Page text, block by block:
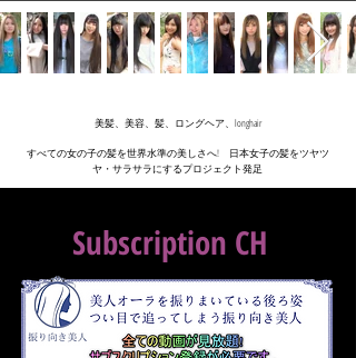
美髪、美容、髪、ロングヘア、longhair
すべての女の子の髪を世界水準の美しさへ! 日本女子の髪をツヤツ
ヤ・サラサラにするプロジェクト発足
Subscription CH